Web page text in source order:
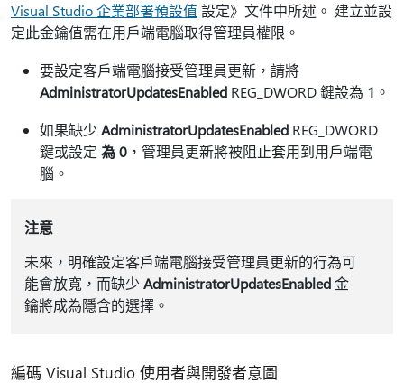
Visual Studio 企業部署預設值 設定》文件中所述。 建立並設
定此金鑰值需在用戶端電腦取得管理員權限。
要設定客戶端電腦接受管理員更新，請將
AdministratorUpdatesEnabled REG_DWORD 鍵設為 1 。
如果缺少 AdministratorUpdatesEnabled REG_DWORD
鍵或設定 為 0 ，管理員更新將被阻止套用到用戶端電
腦。
注意
未來，明確設定客戶端電腦接受管理員更新的行為可
能會放寬，而缺少 AdministratorUpdatesEnabled金
鑰將成為隱含的選擇。
編碼 Visual Studio 使用者與開發者意圖